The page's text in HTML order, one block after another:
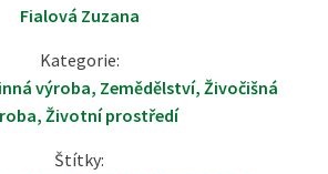
Fialová Zuzana
Kategorie:
výroba, Zemědělství,Živočišná
, Životní prostředí
Štítky: